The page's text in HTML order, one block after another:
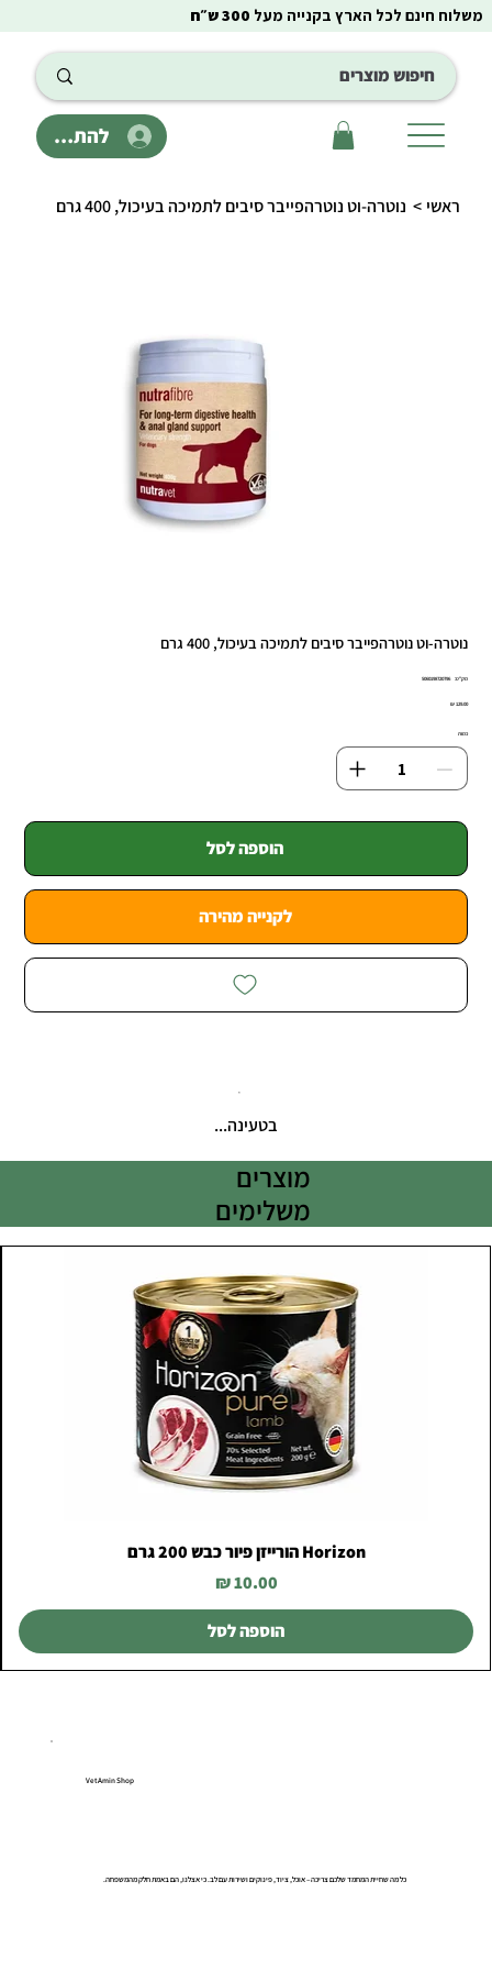
להתחבר
משלוח חינם לכל הארץ בקנייה מעל 300 ש״ח
ראשי > נוטרה-וט נוטרהפייבר סיבים לתמיכה בעיכול, 400 גרם
נוטרה-וט נוטרהפייבר סיבים לתמיכה בעיכול, 400 גרם
מק"ט:
מק"ט
5060198720796
מחיר‏129.00 ‏₪
כמות
הוספה לסל
לקנייה מהירה
בטעינה...
מוצרים
משלימים
Horizon הורייזן פיור כבש 200 גרם
מחיר
הוספה לסל
VetAmin Shop
כל מה שחיית המחמד שלכם צריכה – אוכל, ציוד, פינוקים ושירות עם לב. כי אצלנו, הם באמת חלק מהמשפחה.